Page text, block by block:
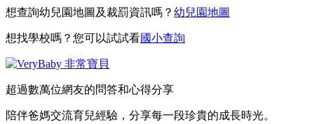
想查詢幼兒園地圖及裁罰資訊嗎？ 幼兒園地圖
想找學校嗎？您可以試試看國小查詢
超過數萬位網友的問答和心得分享
陪伴爸媽交流育兒經驗，分享每一段珍貴的成長時光。